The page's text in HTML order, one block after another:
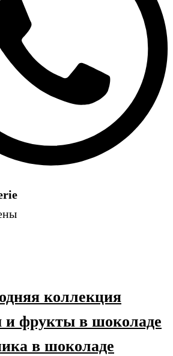
коллекция
и фрукты в шоколаде
в шоколаде